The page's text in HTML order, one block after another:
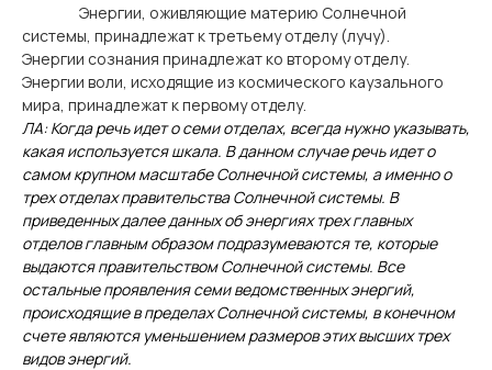
Энергии, оживляющие материю Солнечной
системы, принадлежат к третьему отделу (лучу).
Энергии сознания принадлежат ко второму отделу.
Энергии воли, исходящие из космического каузального
мира, принадлежат к первому отделу.
ЛА: Когда речь идет о семи отделах, всегда нужно указывать,
какая используется шкала. В данном случае речь идет о
самом крупном масштабе Солнечной системы, а именно о
трех отделах правительства Солнечной системы. В
приведенных далее данных об энергиях трех главных
отделов главным образом подразумеваются те, которые
выдаются правительством Солнечной системы. Все
остальные проявления семи ведомственных энергий,
происходящие в пределах Солнечной системы, в конечном
счете являются уменьшением размеров этих высших трех
видов энергий.